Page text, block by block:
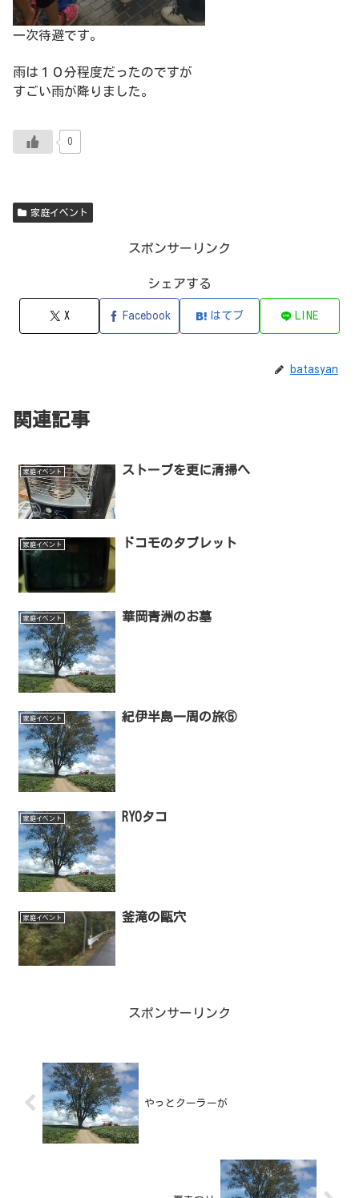
一次待避です。
雨は１０分程度だったのですが
すごい雨が降りました。
0
家庭イベント
スポンサーリンク
シェアする
X Facebook はてブ LINE
batasyan
関連記事
家庭イベント ストーブを更に清掃へ
家庭イベント ドコモのタブレット
家庭イベント 華岡青洲のお墓
家庭イベント 紀伊半島一周の旅⑤
家庭イベント RYOタコ
家庭イベント 釜滝の甌穴
スポンサーリンク
やっとクーラーが